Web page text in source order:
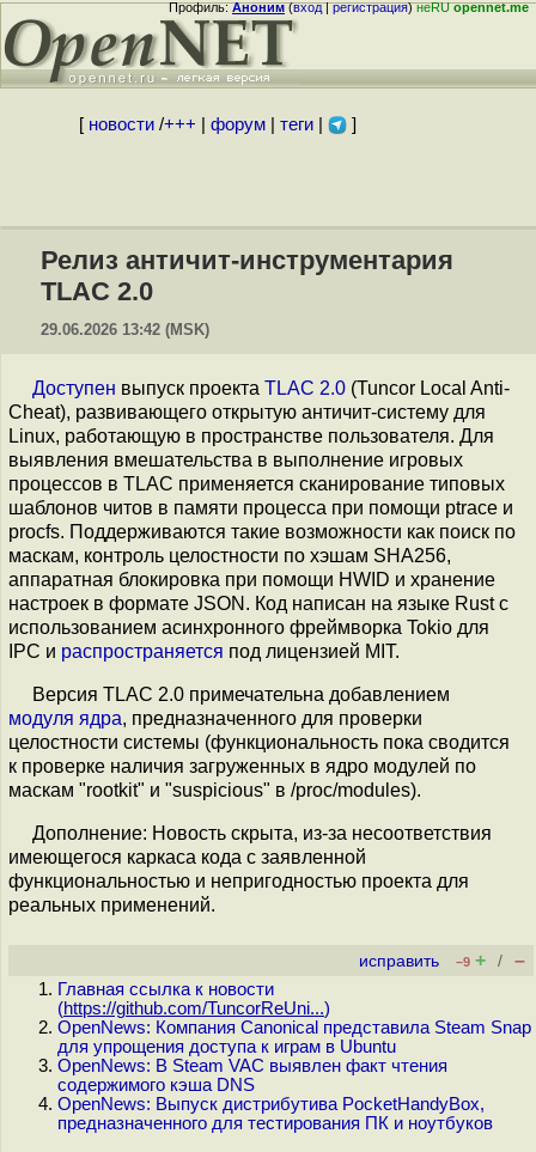
Профиль:Аноним(вход|регистрация)неRUopennet.me
[ новости/+++ форум| теги| ]
Релиз античит-инструментария
TLAC 2.0
29.06.2026 13:42 (MSK)
Доступен выпуск проекта TLAC 2.0 (Tuncor Local Anti-
Cheat), развивающего открытую античит-систему для
Linux, работающую в пространстве пользователя. Для
выявления вмешательства в выполнение игровых
процессов в TLAC применяется сканирование типовых
шаблонов читов в памяти процесса при помощи ptrace и
procfs. Поддерживаются такие возможности как поиск по
маскам, контроль целостности по хэшам SHA256,
аппаратная блокировка при помощи HWID и хранение
настроек в формате JSON. Код написан на языке Rust с
использованием асинхронного фреймворка Tokio для
IPC и распространяется под лицензией MIT.
Версия TLAC 2.0 примечательна добавлением
модуля ядра, предназначенного для проверки
целостности системы (функциональность пока сводится
к проверке наличия загруженных в ядро модулей по
маскам "rootkit" и "suspicious" в /proc/modules).
Дополнение: Новость скрыта, из-за несоответствия
имеющегося каркаса кода с заявленной
функциональностью и непригодностью проекта для
реальных применений.
исправить –9 + / –
Главная ссылка к новости
(https://github.com/TuncorReUni...)
OpenNews: Компания Canonical представила Steam Snap
для упрощения доступа к играм в Ubuntu
OpenNews: В Steam VAC выявлен факт чтения
содержимого кэша DNS
OpenNews: Выпуск дистрибутива PocketHandyBox,
предназначенного для тестирования ПК и ноутбуков